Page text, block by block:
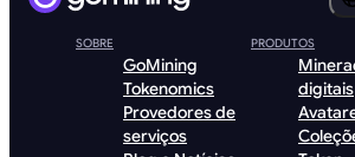
SOBRE
GoMining
Tokenomics
Provedores de
serviços
PRODUTOS
digitais